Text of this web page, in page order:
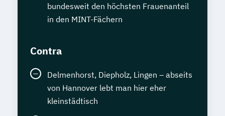
bundesweit den höchsten Frauenanteil
in den MINT-Fächern
Contra
Delmenhorst, Diepholz, Lingen – abseits
von Hannover lebt man hier eher
kleinstädtisch